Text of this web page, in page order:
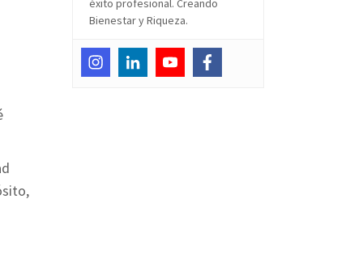
éxito profesional. Creando
Bienestar y Riqueza.